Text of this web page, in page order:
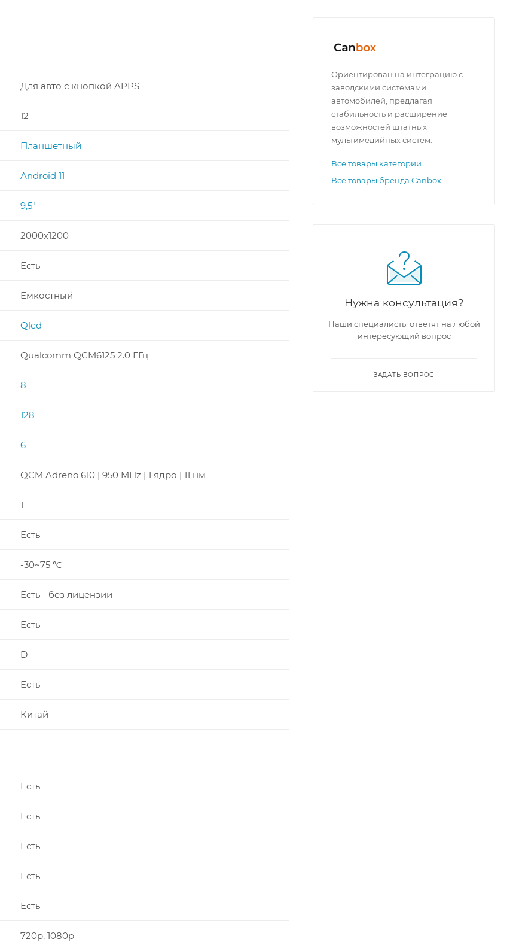
Для авто с кнопкой APPS
12
Планшетный
Android 11
9,5"
2000x1200
Есть
Емкостный
Qled
Qualcomm QCM6125 2.0 ГГц
8
128
6
QCM Adreno 610 | 950 MHz | 1 ядро | 11 нм
1
Есть
-30~75 ℃
Есть - без лицензии
Есть
D
Есть
Китай
Есть
Есть
Есть
Есть
Есть
720p, 1080p
Ориентирован на интеграцию с
заводскими системами
автомобилей, предлагая
стабильность и расширение
возможностей штатных
мультимедийных систем.
Все товары категории
Все товары бренда Canbox
Нужна консультация?
Наши специалисты ответят на любой
интересующий вопрос
ЗАДАТЬ ВОПРОС